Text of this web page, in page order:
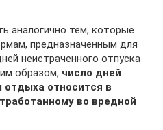
аналогично тем, которые
предназначенным для
неистраченного отпуска
образом, число дней
отдыха относится в
во вредной